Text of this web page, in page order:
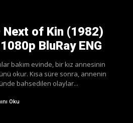
Next of Kin (1982)
BluRay ENG
bakım evinde, bir kız annesinin
okur. Kısa süre sonra, annenin
bahsedilen olaylar...
Oku